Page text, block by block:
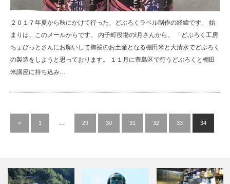
２０１７年夏から秋にかけて行った、どぶろくラベル制作の経緯です。 始
まりは、このメールからです。 内子町役場のI月さんから。 「どぶろく工房
ちょびっとさんにお願いして御祓のお土産となる棚田米と大清水でどぶろく
の製造をしようと思っております。 １１月に豊島区で行うどぶろくと棚田
米講座に持ち込み…
« 1 29 30 31 32 33 34